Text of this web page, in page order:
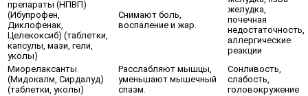
препараты (НПВП)
(Ибупрофен,
Диклофенак,
Целекоксиб) (таблетки,
капсулы, мази, гели,
уколы)
Снимают боль,
воспаление и жар.
желудка,
почечная
недостаточность,
аллергические
реакции
Миорелаксанты
(Мидокалм, Сирдалуд)
(таблетки, уколы)
Расслабляют мышцы,
уменьшают мышечный
спазм.
Сонливость,
слабость,
головокружение